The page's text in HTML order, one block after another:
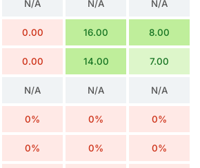
N/A N/A N/A
0.00 16.00 8.00
0.00 14.00 7.00
N/A N/A N/A
0% 0% 0%
0% 0% 0%